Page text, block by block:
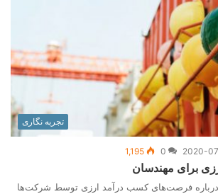
تجربه نگاری
2020-
0
1,195
برای مهندسان
درباره فرصت‌های کسب درآمد ارزی توسط شرکت‌ها